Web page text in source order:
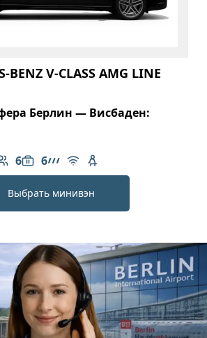
BENZ V-CLASS AMG LINE
Берлин — Висбаден:
6 пассажиров: 6
6
Вместимость багажа: 6
Линейка AMG
Бесплатный Wi-Fi
Детское кресло
Выбрать минивэн